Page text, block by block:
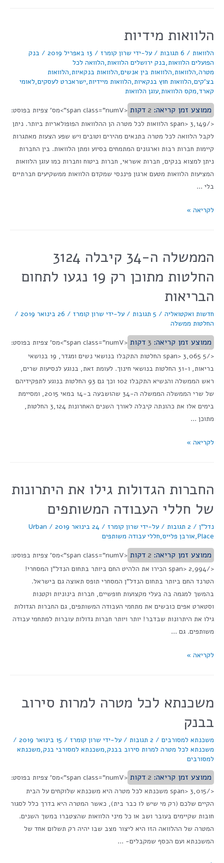
הלוואות מידיות
הלוואות / 6 תגובות / על-ידי שרון קומרז / 13 באפריל 2019 / בנק
הפועלים הלוואות,בנק ירושלים הלוואות,הלוואה לכל
מטרה,הלוואות,הלוואות בין אנשים,הלוואות בנקאיות,הלוואות
בצ'קים,הלוואות חוץ בנקאיות,הלוואות מיידיות,ישראכרט לעסקים,לאומי
קארד,מקס הלוואות,עוגן הלוואות
ממוצע זמן קריאה: 2 דקות
<span class="numV">מס' צפיות בפוסט:
</span> 3,149 הלוואות לכל מטרה הן ההלוואות הפופולאריות ביותר. ניתן
לקבל הלוואה לכל מטרה בתנאים מהירים וטובים ויש שפע הצעות מאתגרות
קיימות חברות רבות וארגונים המתמחים בסיוע ומתן הלוואות. בין החברות
ניתן למצוא בנקים, חברות אשראי, חברות ביטוח וחברות כמו עוגן הלוואות
המציעות הלוואות מטעם ארגון פיננסי שמקדם הלוואות ממשקיעים חברתיים
בלי …
לקריאה »
הממשלה ה-34 קיבלה 3124
החלטות מתוכן רק 19 נגעו לתחום
הבריאות
חדשות ואקטואליה / 5 תגובות / על-ידי שרון קומרז / 26 בינואר 2019
/
החלטות ממשלה
ממוצע זמן קריאה: 3 דקות
<span class="numV">מס' צפיות בפוסט:
</span> 3,065 5 החלטות התקבלו בנושאי נשים ומגדר, 19 בנושאי
בריאות, ו-31 החלטות בנושאי חינוך. לעומת זאת, בנוגע לנסיעות שרים,
ראש הממשלה והנשיא התקבלו 102 וכך גם 93 החלטות בנוגע לתפקידיהם
של שרי הממשלה הממשלה ה-34 שהושבעה ב-14 במאי 2015, ומסיימת
בימים אלו את כהונתה קיבלה לאורך השנים האחרונות 3,124 החלטות,
מתוכן …
לקריאה »
החברות הגדולות גילו את היתרונות
של חללי העבודה המשותפים
נדל"ן / 2 תגובות / על-ידי שרון קומרז / 24 בינואר 2019 /
Urban
Place
,אורבן פלייס,חללי עבודה משותפים
ממוצע זמן קריאה: 2 דקות
<span class="numV">מס' צפיות בפוסט:
</span> 2,994 הכירו את הלהיט החם ביותר בתחום הנדל"ן המסחרי!
הטרנד החם ביותר בתחום הנדל"ן המסחרי תופס תאוצה גם בישראל.
בהמשך למגמה בה בעלי מקצועות חופשיים, חברות בינוניות וקטנות
וסטארט אפים כובשים את מתחמי העבודה המשותפים, גם החברות הגדולות
גילו את היתרונות שבדבר! יותר ויותר חברות גדולות עוברות למתחמי עבודה
משותפים. גם …
לקריאה »
משכנתא לכל מטרה למרות סירוב
בבנק
משכנתא למסורבים / 2 תגובות / על-ידי שרון קומרז / 15 בינואר 2019
/
משכנתא לכל מטרה למרות סירוב בבנק,משכנתא למסורבי בנק,משכנתא
למסורבים
ממוצע זמן קריאה: 2 דקות
<span class="numV">מס' צפיות בפוסט:
</span> 3,015 משכנתא לכל מטרה היא משכנתא שלוקחים על הבית
הקיים שלכם (רק מי שיש לו כבר בית), כאשר המטרה היא בדרך כלל לסגור
חובות שקיימים בעובר ושב או כל מיני הלוואות שהצטברו במשך השנים.
המטרה של ההלוואה הזו היא ליצור מצב שבו יהיה רק תשלום אחד של
המשכנתא ועם הכסף שמקבלים- …